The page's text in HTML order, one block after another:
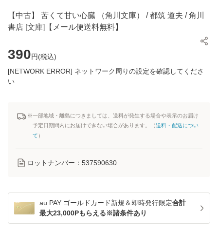
【中古】 苦くて甘い心臓 （角川文庫） / 都筑 道夫 / 角川
書店 [文庫]【メール便送料無料】
390円(税込)
[NETWORK ERROR] ネットワーク周りの設定を確認してくださ
い
※一部地域・離島につきましては、送料が発生する場合や表示のお届け
予定日期間内にお届けできない場合があります。（送料・配送につい
て ）
ロットナンバー： 537590630
au PAY ゴールドカード新規＆即時発行限定合計
最大23,000Pもらえる※諸条件あり